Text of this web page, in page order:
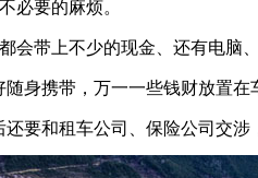
必要的麻烦。
会带上不少的现金、还有电脑
身携带，万一一些钱财放置
要和租车公司、保险公司交涉